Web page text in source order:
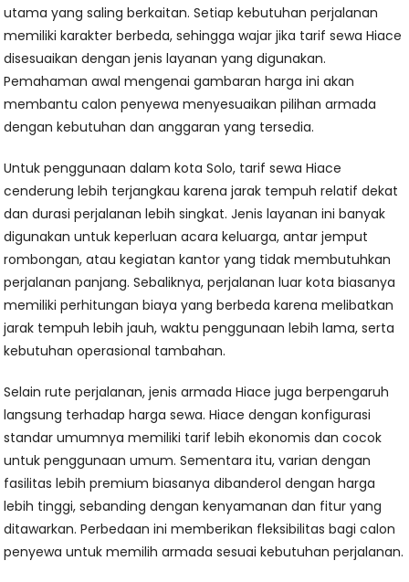
utama yang saling berkaitan. Setiap kebutuhan perjalanan
memiliki karakter berbeda, sehingga wajar jika tarif sewa Hiace
disesuaikan dengan jenis layanan yang digunakan.
Pemahaman awal mengenai gambaran harga ini akan
membantu calon penyewa menyesuaikan pilihan armada
dengan kebutuhan dan anggaran yang tersedia.
Untuk penggunaan dalam kota Solo, tarif sewa Hiace
cenderung lebih terjangkau karena jarak tempuh relatif dekat
dan durasi perjalanan lebih singkat. Jenis layanan ini banyak
digunakan untuk keperluan acara keluarga, antar jemput
rombongan, atau kegiatan kantor yang tidak membutuhkan
perjalanan panjang. Sebaliknya, perjalanan luar kota biasanya
memiliki perhitungan biaya yang berbeda karena melibatkan
jarak tempuh lebih jauh, waktu penggunaan lebih lama, serta
kebutuhan operasional tambahan.
Selain rute perjalanan, jenis armada Hiace juga berpengaruh
langsung terhadap harga sewa. Hiace dengan konfigurasi
standar umumnya memiliki tarif lebih ekonomis dan cocok
untuk penggunaan umum. Sementara itu, varian dengan
fasilitas lebih premium biasanya dibanderol dengan harga
lebih tinggi, sebanding dengan kenyamanan dan fitur yang
ditawarkan. Perbedaan ini memberikan fleksibilitas bagi calon
penyewa untuk memilih armada sesuai kebutuhan perjalanan.